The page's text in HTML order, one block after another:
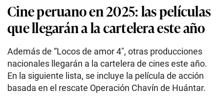
Cine peruano en 2025: las películas
que llegarán a la cartelera este año
Además de “Locos de amor 4″, otras producciones
nacionales llegarán a la cartelera de cines este año.
En la siguiente lista, se incluye la película de acción
basada en el rescate Operación Chavín de Huántar.